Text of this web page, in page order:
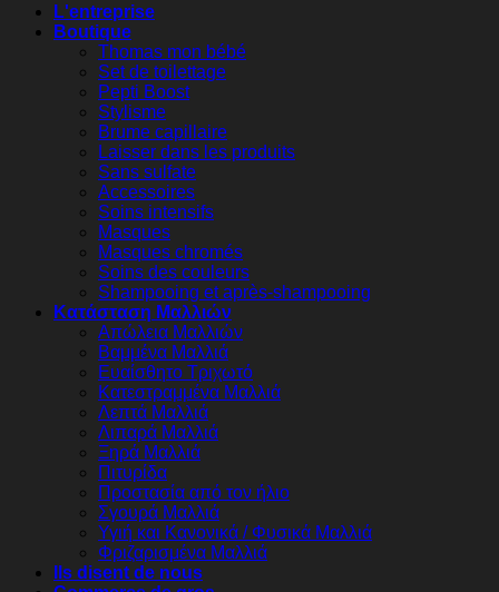
L'entreprise
Boutique
Thomas mon bébé
Set de toilettage
Pepti Boost
Stylisme
Brume capillaire
Laisser dans les produits
Sans sulfate
Accessoires
Soins intensifs
Masques
Masques chromés
Soins des couleurs
Shampooing et après-shampooing
Κατάσταση Μαλλιών
Απώλεια Μαλλιών
Βαμμένα Μαλλιά
Ευαίσθητο Τριχωτό
Κατεστραμμένα Μαλλιά
Λεπτά Μαλλιά
Λιπαρά Μαλλιά
Ξηρά Μαλλιά
Πιτυρίδα
Προστασία από τον ήλιο
Σγουρά Μαλλιά
Υγιή και Κανονικά / Φυσικά Μαλλιά
Φριζαρισμένα Μαλλιά
Ils disent de nous